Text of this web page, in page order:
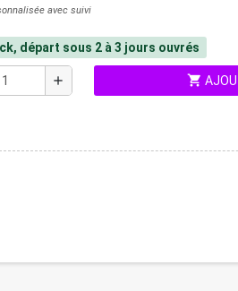
avec suivi
départ sous 2 à 3 jours ouvrés
add shopping_cart